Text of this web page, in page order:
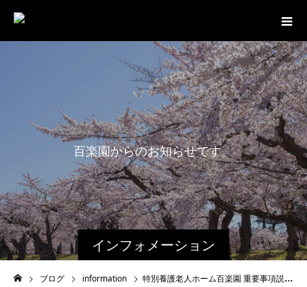
インフォメーション
百楽園からのお知らせです。
ブログ information 特別養護老人ホーム百楽園 重要事項説明書